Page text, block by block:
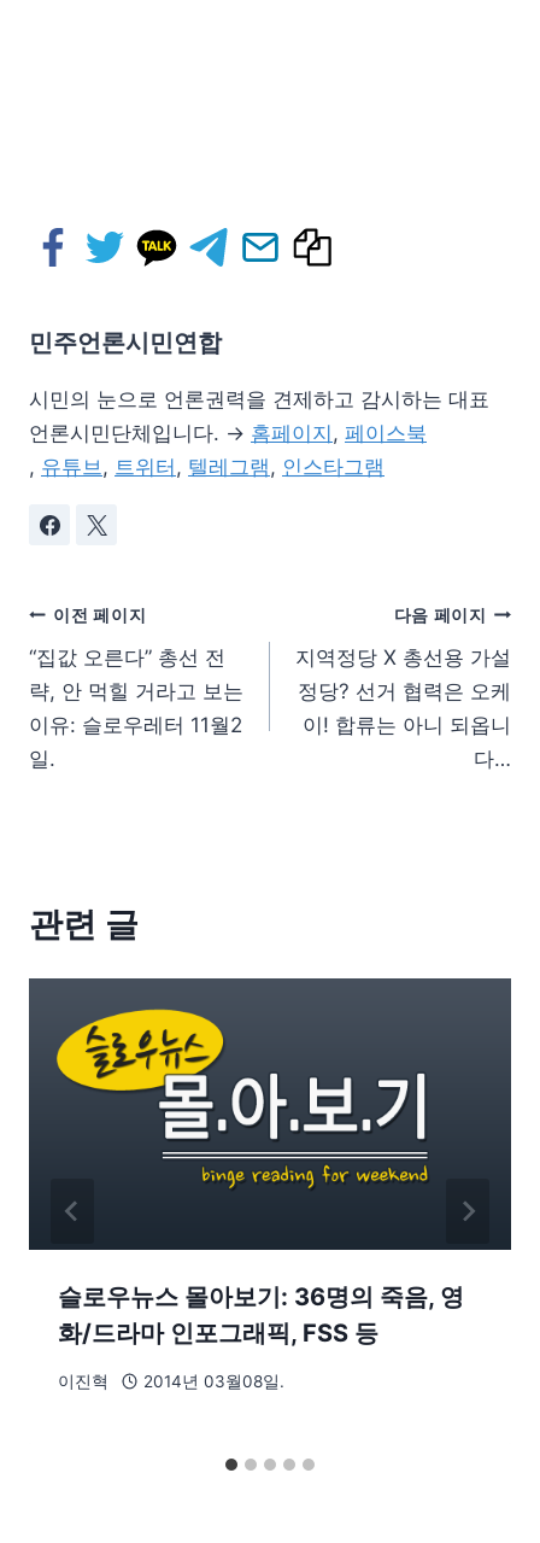
민주언론시민연합
시민의 눈으로 언론권력을 견제하고 감시하는 대표
언론시민단체입니다. → 홈페이지 , 페이스북
, 유튜브, 트위터 , 텔레그램, 인스타그램
이전 페이지
“집값 오른다” 총선 전
략, 안 먹힐 거라고 보는
이유: 슬로우레터 11월2
일.
다음 페이지
지역정당 X 총선용 가설
정당? 선거 협력은 오케
이! 합류는 아니 되옵니
다…
관련 글
슬로우뉴스 몰아보기: 36명의 죽음, 영
화/드라마 인포그래픽, FSS 등
이진혁 2014년 03월08일.